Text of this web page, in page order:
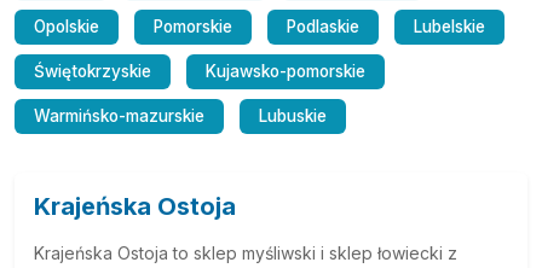
Opolskie Pomorskie Podlaskie Lubelskie
Świętokrzyskie Kujawsko-pomorskie
Warmińsko-mazurskie Lubuskie
Krajeńska Ostoja
Krajeńska Ostoja to sklep myśliwski i sklep łowiecki z